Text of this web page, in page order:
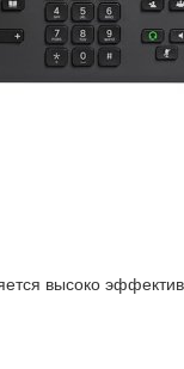
высоко